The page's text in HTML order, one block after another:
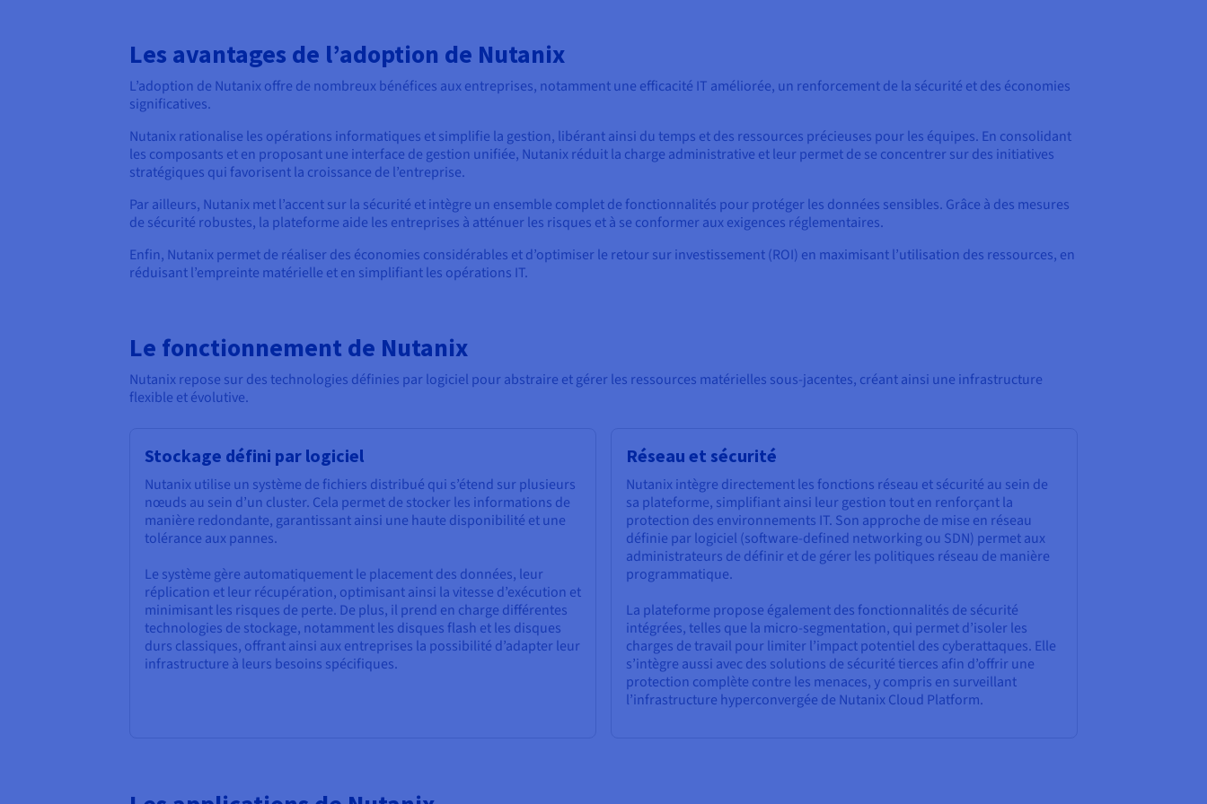
Les avantages de l’adoption de Nutanix
L’adoption de Nutanix offre de nombreux bénéfices aux entreprises, notamment une efficacité IT améliorée, un renforcement de la sécurité et des économies
significatives.
Nutanix rationalise les opérations informatiques et simplifie la gestion, libérant ainsi du temps et des ressources précieuses pour les équipes. En consolidant
les composants et en proposant une interface de gestion unifiée, Nutanix réduit la charge administrative et leur permet de se concentrer sur des initiatives
stratégiques qui favorisent la croissance de l’entreprise.
Par ailleurs, Nutanix met l’accent sur la sécurité et intègre un ensemble complet de fonctionnalités pour protéger les données sensibles. Grâce à des mesures
de sécurité robustes, la plateforme aide les entreprises à atténuer les risques et à se conformer aux exigences réglementaires.
Enfin, Nutanix permet de réaliser des économies considérables et d’optimiser le retour sur investissement (ROI) en maximisant l’utilisation des ressources, en
réduisant l’empreinte matérielle et en simplifiant les opérations IT.
Le fonctionnement de Nutanix
Nutanix repose sur des technologies définies par logiciel pour abstraire et gérer les ressources matérielles sous-jacentes, créant ainsi une infrastructure
flexible et évolutive.
Stockage défini par logiciel
Nutanix utilise un système de fichiers distribué qui s’étend sur plusieurs
nœuds au sein d’un cluster. Cela permet de stocker les informations de
manière redondante, garantissant ainsi une haute disponibilité et une
tolérance aux pannes.
Le système gère automatiquement le placement des données, leur
réplication et leur récupération, optimisant ainsi la vitesse d’exécution et
minimisant les risques de perte. De plus, il prend en charge différentes
technologies de stockage, notamment les disques flash et les disques
durs classiques, offrant ainsi aux entreprises la possibilité d’adapter leur
infrastructure à leurs besoins spécifiques.
Réseau et sécurité
Nutanix intègre directement les fonctions réseau et sécurité au sein de
sa plateforme, simplifiant ainsi leur gestion tout en renforçant la
protection des environnements IT. Son approche de mise en réseau
définie par logiciel (software-defined networking ou SDN) permet aux
administrateurs de définir et de gérer les politiques réseau de manière
programmatique.
La plateforme propose également des fonctionnalités de sécurité
intégrées, telles que la micro-segmentation, qui permet d’isoler les
charges de travail pour limiter l’impact potentiel des cyberattaques. Elle
s’intègre aussi avec des solutions de sécurité tierces afin d’offrir une
protection complète contre les menaces, y compris en surveillant
l’infrastructure hyperconvergée de Nutanix Cloud Platform.